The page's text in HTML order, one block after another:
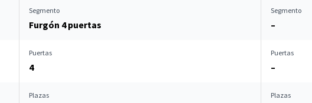
Segmento
Furgón 4 puertas
Segmento
–
Puertas
4
Puertas
–
Plazas Plazas